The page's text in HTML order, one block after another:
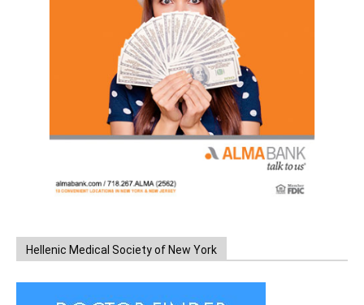
Hellenic Medical Society of New York